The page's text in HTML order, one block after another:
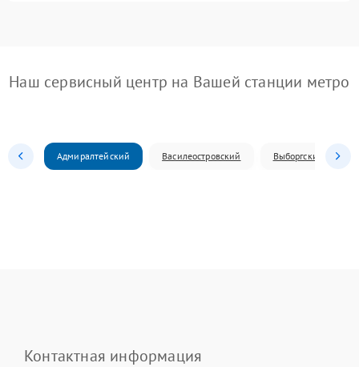
Наш сервисный центр на Вашей станции метро
Адмиралтейский Василеостровский Выборгский
Контактная информация